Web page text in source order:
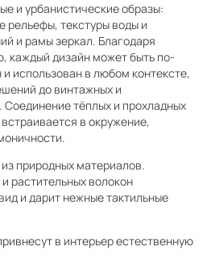
и урбанистические образы:
рельефы, текстуры воды и
и рамы зеркал. Благодаря
каждый дизайн может быть по-
использован в любом контексте,
до винтажных и
Соединение тёплых и прохладных
в окружение,
природных материалов.
растительных волокон
и дарит нежные тактильные
в интерьер естественную